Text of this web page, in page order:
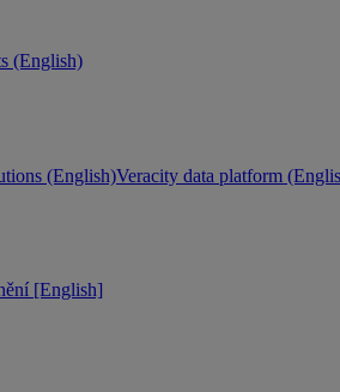
(English)
(English)Veracity data platform
[English]